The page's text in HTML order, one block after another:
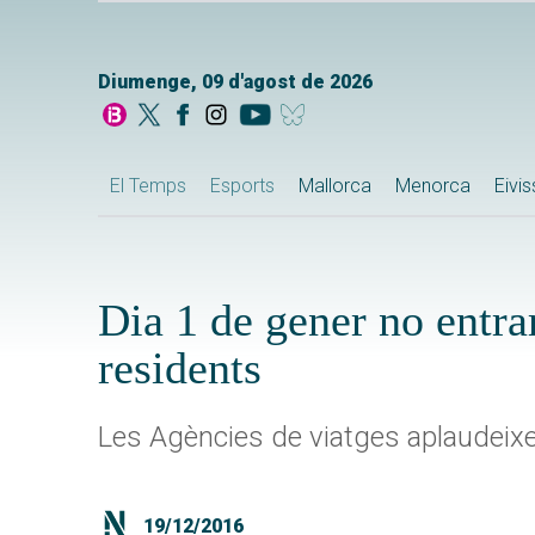
Diumenge, 09 d'agost de 2026
El Temps Esports Mallorca Menorca
Dia 1 de gener no
residents
Les Agències de viatges
19/12/2016